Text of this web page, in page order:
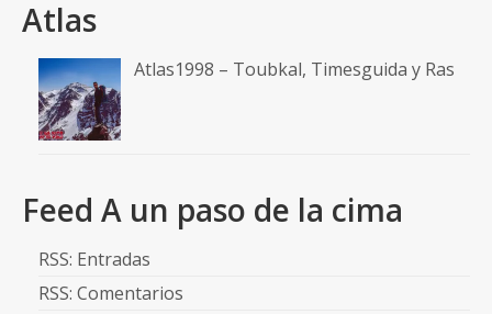
Atlas
Atlas1998 – Toubkal, Timesguida y Ras
Feed A un paso de la cima
RSS: Entradas
RSS: Comentarios